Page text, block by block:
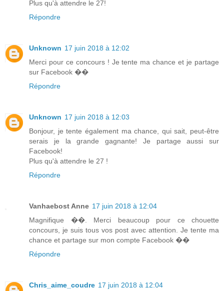
Plus qu'à attendre le 27!
Répondre
Unknown 17 juin 2018 à 12:02
Merci pour ce concours ! Je tente ma chance et je partage
sur Facebook ��
Répondre
Unknown 17 juin 2018 à 12:03
Bonjour, je tente également ma chance, qui sait, peut-être
serais je la grande gagnante! Je partage aussi sur
Facebook!
Plus qu'à attendre le 27 !
Répondre
Vanhaebost Anne 17 juin 2018 à 12:04
Magnifique ��. Merci beaucoup pour ce chouette
concours, je suis tous vos post avec attention. Je tente ma
chance et partage sur mon compte Facebook ��
Répondre
Chris_aime_coudre 17 juin 2018 à 12:04